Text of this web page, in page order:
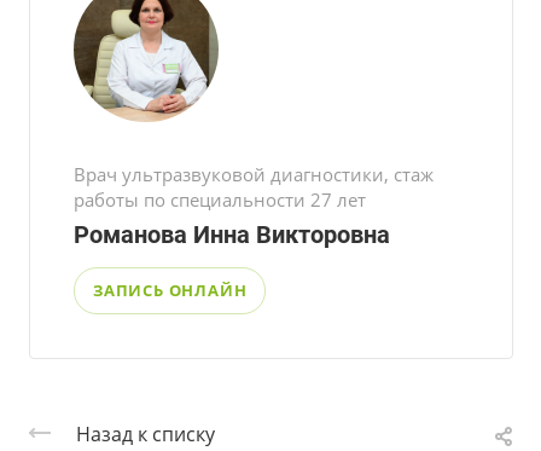
Врач ультразвуковой диагностики, стаж
работы по специальности 27 лет
Романова Инна Викторовна
ЗАПИСЬ ОНЛАЙН
Назад к списку